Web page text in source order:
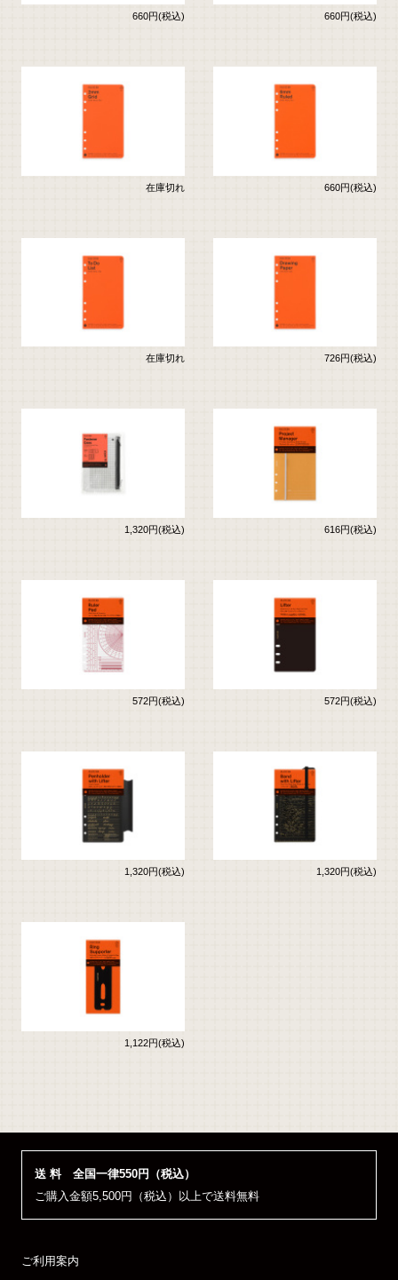
660円(税込) 660円(税込)
在庫切れ 660円(税込)
在庫切れ 726円(税込)
1,320円(税込) 616円(税込)
572円(税込) 572円(税込)
1,320円(税込) 1,320円(税込)
1,122円(税込)
送 料 全国一律550円（税込）
ご購入金額5,500円（税込）以上で送料無料
ご利用案内